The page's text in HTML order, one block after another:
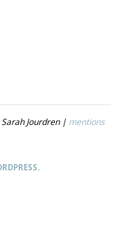
Jourdren | mentions